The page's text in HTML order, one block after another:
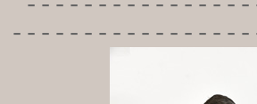
-----------